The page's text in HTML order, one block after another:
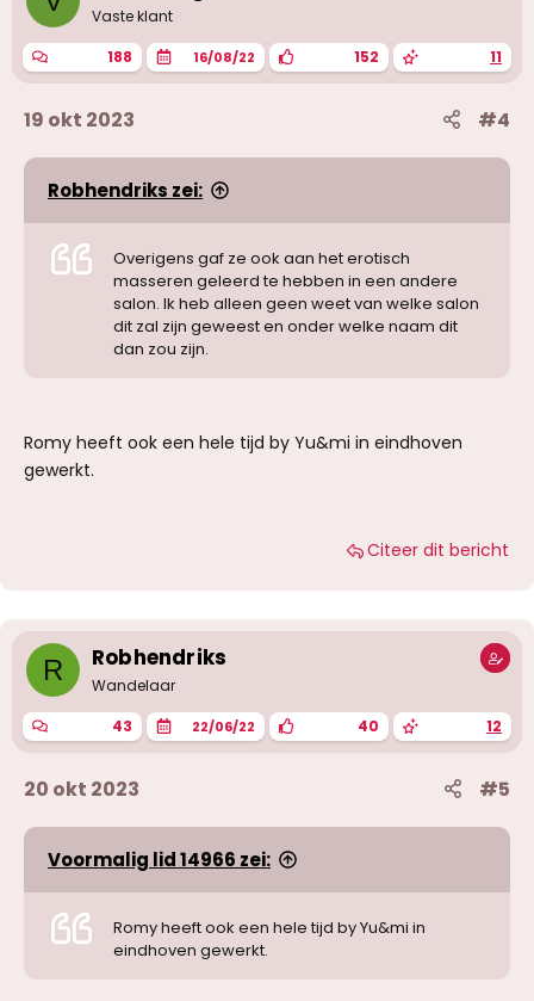
Vaste klant
188 16/08/22 152 11
19 okt 2023 #4
Robhendriks zei:
Overigens gaf ze ook aan het erotisch
masseren geleerd te hebben in een andere
salon. Ik heb alleen geen weet van welke salon
dit zal zijn geweest en onder welke naam dit
dan zou zijn.
Romy heeft ook een hele tijd by Yu&mi in eindhoven
gewerkt.
Citeer dit bericht
R Robhendriks
Wandelaar
43 22/06/22 40 12
20 okt 2023 #5
Voormalig lid 14966 zei:
Romy heeft ook een hele tijd by Yu&mi in
eindhoven gewerkt.